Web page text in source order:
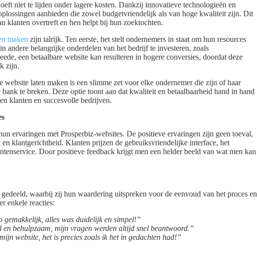
niet te lijden onder lagere kosten. Dankzij innovatieve technologieën en
aanbieden die zowel budgetvriendelijk als van hoge kwaliteit zijn. Dit
klanten overtreft en hen helpt bij hun zoektochten.
maken zijn talrijk. Ten eerste, het stelt ondernemers in staat om hun resources
andere belangrijke onderdelen van het bedrijf te investeren, zoals
een betaalbare website kan resulteren in hogere conversies, doordat deze
zijn.
website laten maken is een slimme zet voor elke ondernemer die zijn of haar
te breken. Deze optie toont aan dat kwaliteit en betaalbaarheid hand in hand
klanten en succesvolle bedrijven.
ervaringen met Prosperbiz-websites. De positieve ervaringen zijn geen toeval,
klantgerichtheid. Klanten prijzen de gebruiksvriendelijke interface, het
Door positieve feedback krijgt men een helder beeld van wat men kan
waarbij zij hun waardering uitspreken voor de eenvoud van het proces en
enkele reacties:
gemakkelijk, alles was duidelijk en simpel!”
behulpzaam, mijn vragen werden altijd snel beantwoord.”
website, het is precies zoals ik het in gedachten had!”